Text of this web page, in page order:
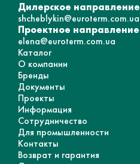
Дилерское направление
shcheblykin@euroterm.com.ua
Проектное направление
elena@euroterm.com.ua
Каталог
О компании
Бренды
Документы
Проекты
Информация
Сотрудничество
Для промышленности
Контакты
Возврат и гарантия